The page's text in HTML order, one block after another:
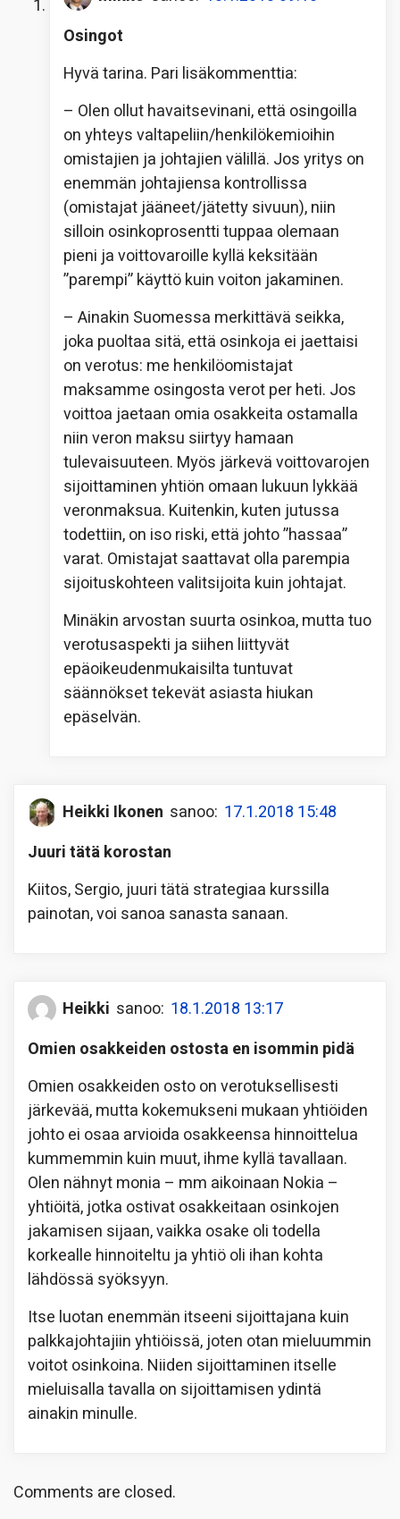
Osingot
Hyvä tarina. Pari lisäkommenttia:
– Olen ollut havaitsevinani, että osingoilla
on yhteys valtapeliin/henkilökemioihin
omistajien ja johtajien välillä. Jos yritys on
enemmän johtajiensa kontrollissa
(omistajat jääneet/jätetty sivuun), niin
silloin osinkoprosentti tuppaa olemaan
pieni ja voittovaroille kyllä keksitään
”parempi” käyttö kuin voiton jakaminen.
– Ainakin Suomessa merkittävä seikka,
joka puoltaa sitä, että osinkoja ei jaettaisi
on verotus: me henkilöomistajat
maksamme osingosta verot per heti. Jos
voittoa jaetaan omia osakkeita ostamalla
niin veron maksu siirtyy hamaan
tulevaisuuteen. Myös järkevä voittovarojen
sijoittaminen yhtiön omaan lukuun lykkää
veronmaksua. Kuitenkin, kuten jutussa
todettiin, on iso riski, että johto ”hassaa”
varat. Omistajat saattavat olla parempia
sijoituskohteen valitsijoita kuin johtajat.
Minäkin arvostan suurta osinkoa, mutta tuo
verotusaspekti ja siihen liittyvät
epäoikeudenmukaisilta tuntuvat
säännökset tekevät asiasta hiukan
epäselvän.
Heikki Ikonen sanoo: 17.1.2018 15:48
Juuri tätä korostan
Kiitos, Sergio, juuri tätä strategiaa kurssilla
painotan, voi sanoa sanasta sanaan.
Heikki sanoo: 18.1.2018 13:17
Omien osakkeiden ostosta en isommin pidä
Omien osakkeiden osto on verotuksellisesti
järkevää, mutta kokemukseni mukaan yhtiöiden
johto ei osaa arvioida osakkeensa hinnoittelua
kummemmin kuin muut, ihme kyllä tavallaan.
Olen nähnyt monia – mm aikoinaan Nokia –
yhtiöitä, jotka ostivat osakkeitaan osinkojen
jakamisen sijaan, vaikka osake oli todella
korkealle hinnoiteltu ja yhtiö oli ihan kohta
lähdössä syöksyyn.
Itse luotan enemmän itseeni sijoittajana kuin
palkkajohtajiin yhtiöissä, joten otan mieluummin
voitot osinkoina. Niiden sijoittaminen itselle
mieluisalla tavalla on sijoittamisen ydintä
ainakin minulle.
Comments are closed.